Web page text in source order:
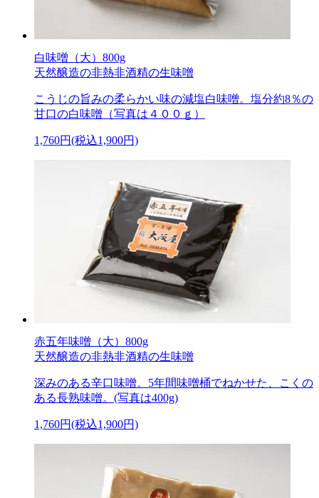
白味噌（大）800g
天然醸造の非熱非酒精の生味噌
こうじの旨みの柔らかい味の減塩白味噌。塩分約8％の
甘口の白味噌（写真は４００ｇ）
1,760円(税込1,900円)
赤五年味噌（大）800g
天然醸造の非熱非酒精の生味噌
深みのある辛口味噌。5年間味噌桶でねかせた、こくの
ある長熟味噌。(写真は400g)
1,760円(税込1,900円)